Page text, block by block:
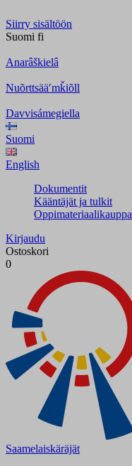
Siirry sisältöön
Suomi fi
Anarâškielâ
Nuõrttsääʹmǩiõll
Davvisámegiella
Suomi
English
Dokumentit
Kääntäjät ja tulkit
Oppimateriaalikauppa
Kirjaudu
Ostoskori
0
Saamelaiskäräjät